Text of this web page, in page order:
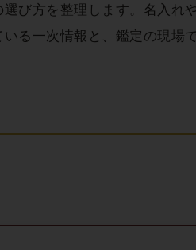
び方を整理します。名入れ
る一次情報と、鑑定の現場